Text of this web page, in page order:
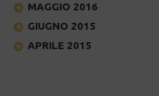
MAGGIO 2016
GIUGNO 2015
APRILE 2015